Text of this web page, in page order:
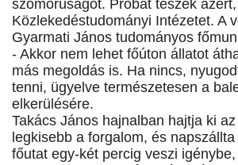
szomorúságot. Próbát teszek
Közlekedéstudományi Intézetet. A
Gyarmati János tudományos
- Akkor nem lehet főúton állatot
más megoldás is. Ha nincs,
tenni, ügyelve természetesen a
elkerülésére.
Takács János hajnalban hajtja ki
legkisebb a forgalom, és
főutat egy-két percig veszi